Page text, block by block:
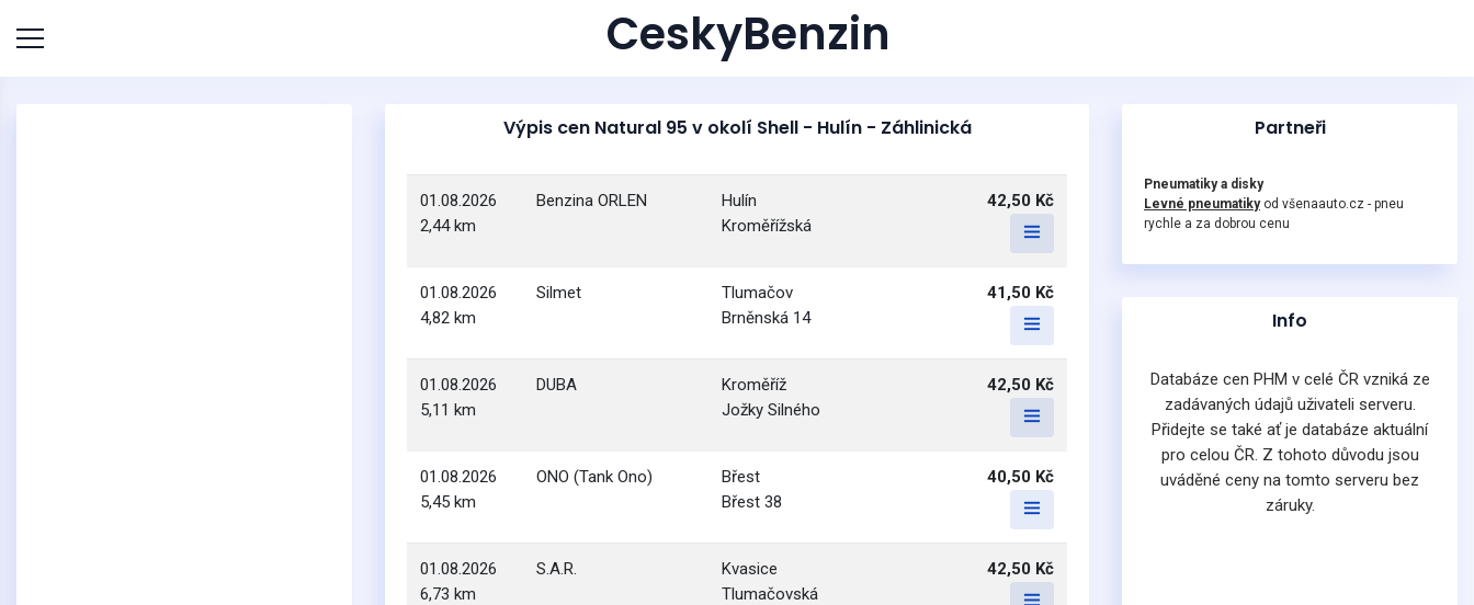
CeskyBenzin
Výpis cen Natural 95 v okolí Shell - Hulín - Záhlinická
01.08.2026
2,44 km
Benzina ORLEN
Hulín
Kroměřížská
42,50 Kč
01.08.2026
4,82 km
Silmet
Tlumačov
Brněnská 14
41,50 Kč
01.08.2026
5,11 km
DUBA
Kroměříž
Jožky Silného
42,50 Kč
01.08.2026
5,45 km
ONO (Tank Ono)
Břest
Břest 38
40,50 Kč
01.08.2026
6,73 km
S.A.R.
Kvasice
Tlumačovská
42,50 Kč
Partneři
Pneumatiky a disky
Levné pneumatikyod všenaauto.cz - pneu
rychle a za dobrou cenu
Info
Databáze cen PHM v celé ČR vzniká ze
zadávaných údajů uživateli serveru.
Přidejte se také ať je databáze aktuální
pro celou ČR. Z tohoto důvodu jsou
uváděné ceny na tomto serveru bez
záruky.